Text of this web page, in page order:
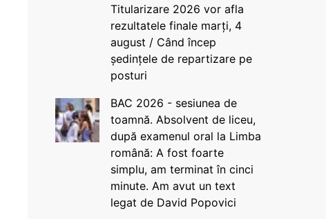
Titularizare 2026 vor afla
rezultatele finale marți, 4
august / Când încep
ședințele de repartizare pe
posturi
BAC 2026 - sesiunea de
toamnă. Absolvent de liceu,
după examenul oral la Limba
română: A fost foarte
simplu, am terminat în cinci
minute. Am avut un text
legat de David Popovici